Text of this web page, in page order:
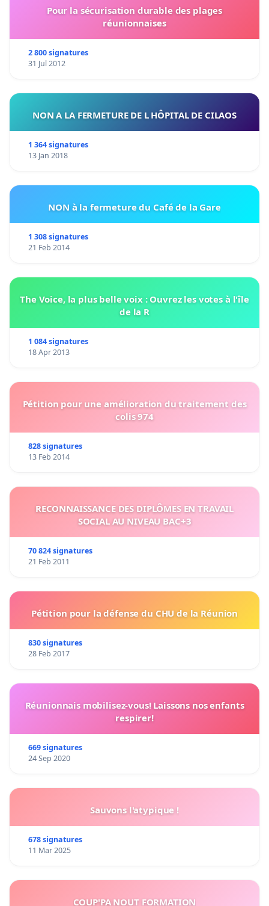
Pour la sécurisation durable des plages
réunionnaises
2 800 signatures
31 Jul 2012
NON A LA FERMETURE DE L HÔPITAL DE CILAOS
1 364 signatures
13 Jan 2018
NON à la fermeture du Café de la Gare
1 308 signatures
21 Feb 2014
The Voice, la plus belle voix : Ouvrez les votes à l'île
de la R
1 084 signatures
18 Apr 2013
Pétition pour une amélioration du traitement des
colis 974
828 signatures
13 Feb 2014
RECONNAISSANCE DES DIPLÔMES EN TRAVAIL
SOCIAL AU NIVEAU BAC+3
70 824 signatures
21 Feb 2011
Pétition pour la défense du CHU de la Réunion
830 signatures
28 Feb 2017
Réunionnais mobilisez-vous! Laissons nos enfants
respirer!
669 signatures
24 Sep 2020
Sauvons l'atypique !
678 signatures
11 Mar 2025
COUP'PA NOUT FORMATION